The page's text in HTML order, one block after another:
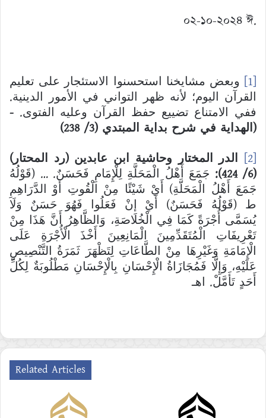
০২-১০-২০২৪ ঈ.
[1]
وبعض مشايخنا استحسنوا الاستئجار على تعليم
القرآن اليوم؛ لأنه ظهر التواني في الأمور الدينية.
ففي الامتناع تضييع حفظ القرآن وعليه الفتوى. -
(الهداية في شرح بداية المبتدي (3
/
238
)
[2]
الدر المختار وحاشية ابن عابدين (رد المحتار)
(
6
/
424
): جَمَعَ أَهْلُ الْمَحَلَّةِ لِلْإِمَامِ فَحَسَنٌ. … (قَوْلُهُ
جَمَعَ أَهْلُ الْمَحَلَّةِ) أَيْ شَيْئًا مِنْ الْقُوتِ أَوْ الدَّرَاهِمِ
ط (قَوْلُهُ فَحَسَنٌ) أَيْ إنْ فَعَلُوا فَهُوَ حَسَنٌ وَلَا
يُسَمَّى أُجْرَةً كَمَا فِي الْخُلَاصَةِ، وَالظَّاهِرُ أَنَّ هَذَا مِنْ
تَعْرِيفَاتِ الْمُتَقَدِّمِينَ الْمَانِعِينَ أَخْذَ الْأُجْرَةِ عَلَى
الْإِمَامَةِ وَغَيْرِهَا مِنْ الطَّاعَاتِ لِتَظْهَرَ ثَمَرَةُ التَّنْصِيصِ
عَلَيْهِ، وَإِلَّا فَمُجَازَاةُ الْإِحْسَانِ بِالْإِحْسَانِ مَطْلُوبَةٌ لِكُلِّ
أَحَدٍ تَأَمَّلْ. اهـ
Related Articles